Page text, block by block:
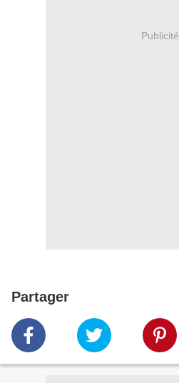
Publicité
Partager